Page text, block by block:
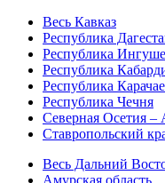
Весь Кавказ
Республика
Республика
Республика
Республика
Республика Чечня
Северная Осетия –
Ставропольский
Весь Дальний
Амурская область